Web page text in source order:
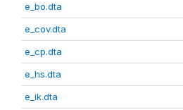
e_bo.dta
e_cov.dta
e_cp.dta
e_hs.dta
e_ik.dta